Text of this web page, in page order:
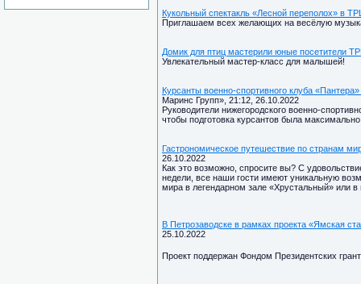
Кукольный спектакль «Лесной переполох» в
Приглашаем всех желающих на весёлую
Домик для птиц мастерили юные посетители
Увлекательный мастер-класс для малышей!
Курсанты военно-спортивного клуба
Маринс Групп», 21:12, 26.10.2022
Руководители нижегородского военно-
чтобы подготовка курсантов была
Гастрономическое путешествие по странам
26.10.2022
Как это возможно, спросите вы? С
недели, все наши гости имеют уникальную
мира в легендарном зале «Хрустальный» или
В Петрозаводске в рамках проекта «Ямская
25.10.2022
Проект поддержан Фондом Президентских